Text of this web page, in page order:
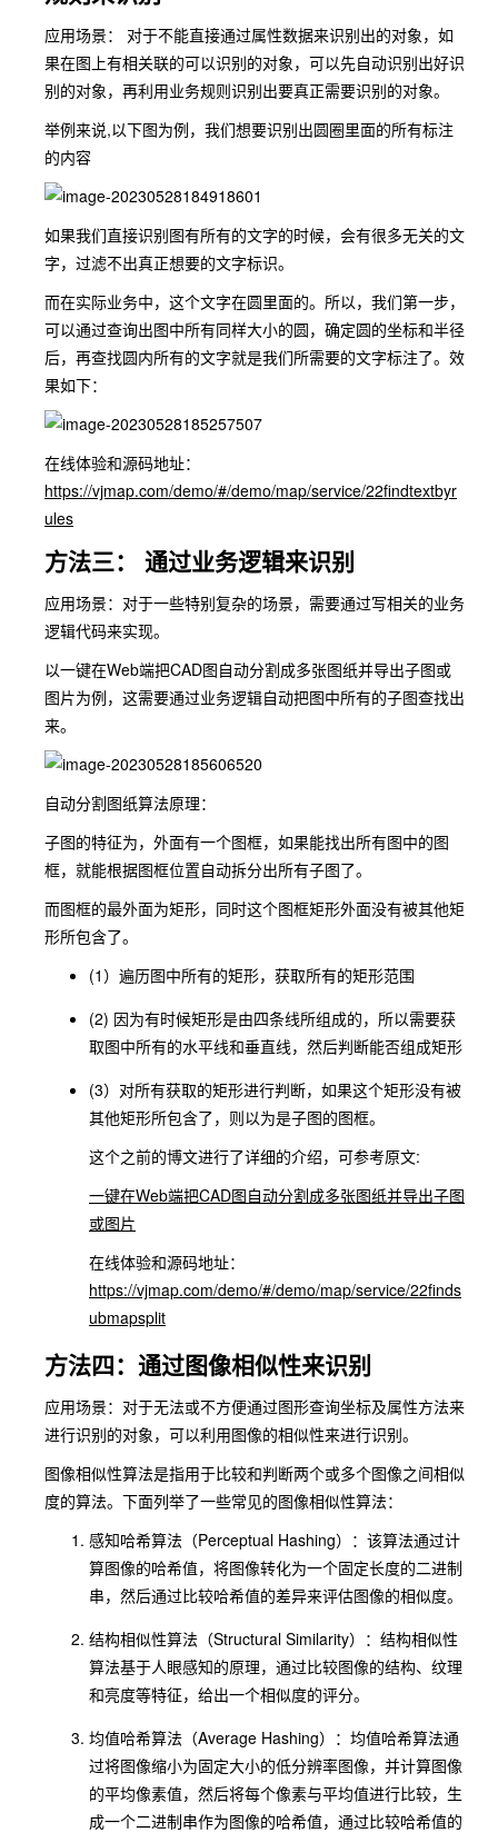
应用场景： 对于不能直接通过属性数据来识别出的对象，如
果在图上有相关联的可以识别的对象，可以先自动识别出好识
别的对象，再利用业务规则识别出要真正需要识别的对象。
举例来说,以下图为例，我们想要识别出圆圈里面的所有标注
的内容
如果我们直接识别图有所有的文字的时候，会有很多无关的文
字，过滤不出真正想要的文字标识。
而在实际业务中，这个文字在圆里面的。所以，我们第一步，
可以通过查询出图中所有同样大小的圆，确定圆的坐标和半径
后，再查找圆内所有的文字就是我们所需要的文字标注了。效
果如下：
在线体验和源码地址：
https://vjmap.com/demo/#/demo/map/service/22findtextbyr
ules
方法三： 通过业务逻辑来识别
应用场景：对于一些特别复杂的场景，需要通过写相关的业务
逻辑代码来实现。
以一键在Web端把CAD图自动分割成多张图纸并导出子图或
图片为例，这需要通过业务逻辑自动把图中所有的子图查找出
来。
自动分割图纸算法原理：
子图的特征为，外面有一个图框，如果能找出所有图中的图
框，就能根据图框位置自动拆分出所有子图了。
而图框的最外面为矩形，同时这个图框矩形外面没有被其他矩
形所包含了。
(1）遍历图中所有的矩形，获取所有的矩形范围
(2) 因为有时候矩形是由四条线所组成的，所以需要获
取图中所有的水平线和垂直线，然后判断能否组成矩形
(3）对所有获取的矩形进行判断，如果这个矩形没有被
其他矩形所包含了，则以为是子图的图框。
这个之前的博文进行了详细的介绍，可参考原文:
一键在Web端把CAD图自动分割成多张图纸并导出子图
或图片
在线体验和源码地址：
https://vjmap.com/demo/#/demo/map/service/22finds
ubmapsplit
方法四：通过图像相似性来识别
应用场景：对于无法或不方便通过图形查询坐标及属性方法来
进行识别的对象，可以利用图像的相似性来进行识别。
图像相似性算法是指用于比较和判断两个或多个图像之间相似
度的算法。下面列举了一些常见的图像相似性算法：
感知哈希算法（Perceptual Hashing）：该算法通过计
算图像的哈希值，将图像转化为一个固定长度的二进制
串，然后通过比较哈希值的差异来评估图像的相似度。
结构相似性算法（Structural Similarity）：结构相似性
算法基于人眼感知的原理，通过比较图像的结构、纹理
和亮度等特征，给出一个相似度的评分。
均值哈希算法（Average Hashing）：均值哈希算法通
过将图像缩小为固定大小的低分辨率图像，并计算图像
的平均像素值，然后将每个像素与平均值进行比较，生
成一个二进制串作为图像的哈希值，通过比较哈希值的